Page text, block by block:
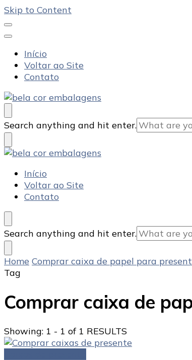
Skip to Content
Início
Voltar ao Site
Contato
Bela Cor Embalagens
Blog
Looking
for
Something?
Search anything and hit enter.
Bela Cor Embalagens
Blog
Início
Voltar ao Site
Contato
Looking
for
Something?
Search anything and hit enter.
Home Comprar caixa de papel para
Tag
Comprar caixa de
Showing: 1 - 1 of 1 RESULTS